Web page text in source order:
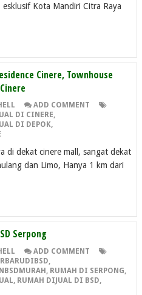
Kota Mandiri Citra Raya
Cinere, Townhouse
ADD COMMENT
DI CINERE,
DI DEPOK,
di dekat cinere mall, sangat dekat
dan Limo, Hanya 1 km dari
Serpong
ADD COMMENT
,
, RUMAH DI SERPONG,
, RUMAH DIJUAL DI BSD,